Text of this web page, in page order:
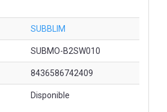
SUBBLIM
SUBMO-B2SW010
8436586742409
Disponible